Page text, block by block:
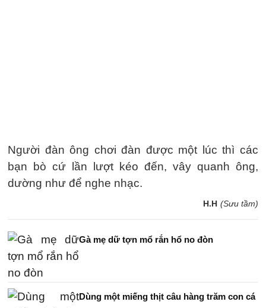
Người đàn ông chơi đàn được một lúc thì các
bạn bò cứ lần lượt kéo đến, vây quanh ông,
dường như để nghe nhạc.
H.H (Sưu tầm)
Gà mẹ dữ tợn mổ rắn hổ no đòn
Dùng một miếng thịt câu hàng trăm con cá